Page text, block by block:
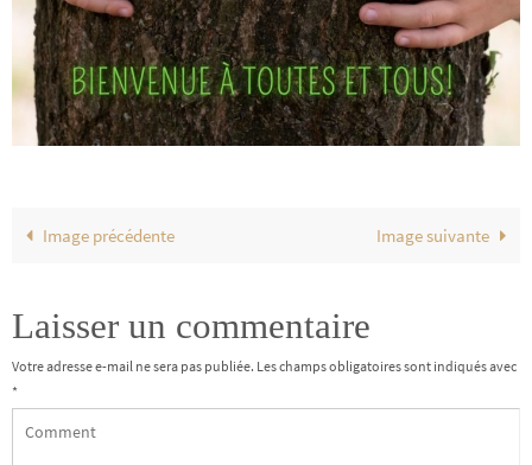
Image précédente Image suivante
Laisser un commentaire
Votre adresse e-mail ne sera pas publiée. Les champs obligatoires sont indiqués avec
*